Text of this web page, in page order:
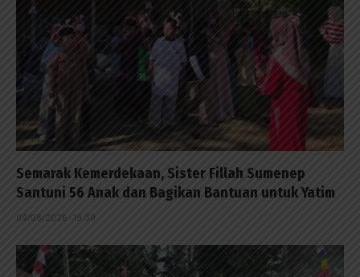
Semarak Kemerdekaan, Sister Fillah Sumenep
Santuni 56 Anak dan Bagikan Bantuan untuk Yatim
09/08/2026 - 19:39